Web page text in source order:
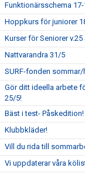
Funktionärsschema
Hoppkurs för juniorer
Kurser för Seniorer v.25
Nattvarandra 31/5
SURF-fonden sommar/
Gör ditt ideella arbete
25/5!
Bäst i test- Påskedition!
Klubbkläder!
Vill du rida till
Vi uppdaterar våra